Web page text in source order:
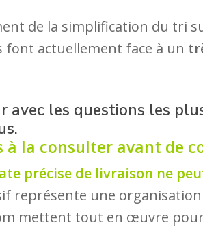
de la simplification du tri
actuellement face à un
avec les questions les
à la consulter avant de
précise de livraison ne
représente une
mettent tout en œuvre